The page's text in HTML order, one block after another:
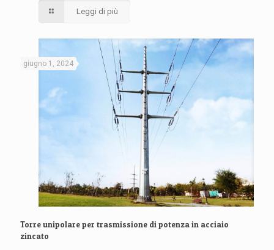
Leggi di più
giugno 1, 2024
Torre unipolare per trasmissione di potenza in acciaio
zincato